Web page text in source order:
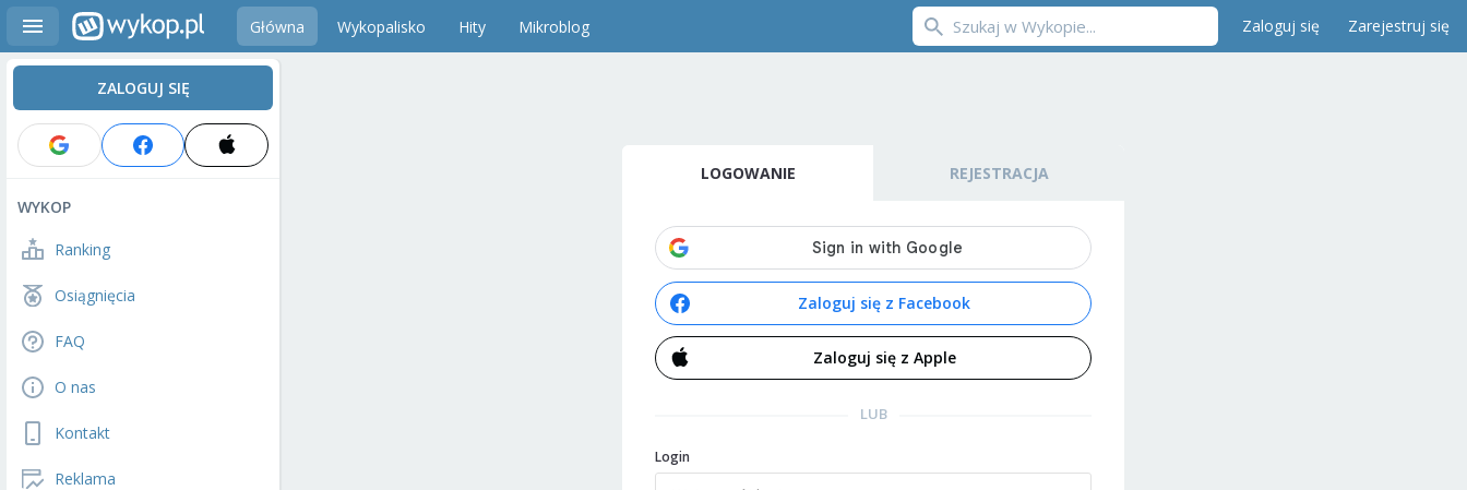
Główna Wykopalisko Hity Mikroblog Zaloguj się Zarejestruj się
ZALOGUJ SIĘ
WYKOP
Ranking
Osiągnięcia
FAQ
O nas
Kontakt
Reklama
LOGOWANIE REJESTRACJA
Zaloguj się z Facebook
Zaloguj się z Apple
LUB
Login